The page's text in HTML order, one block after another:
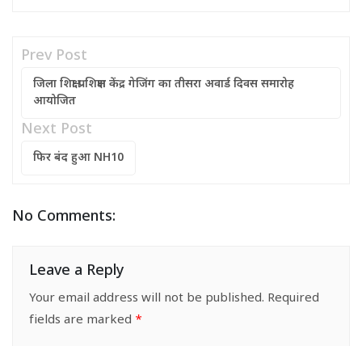
Prev Post
जिला शिक्षा प्रशिक्षण केंद्र गेजिंग का तीसरा अवार्ड दिवस समारोह
आयोजित
Next Post
फिर बंद हुआ NH10
No Comments:
Leave a Reply
Your email address will not be published. Required
fields are marked *